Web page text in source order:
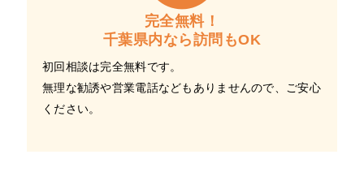
完全無料！
千葉県内なら訪問もOK
初回相談は完全無料です。
無理な勧誘や営業電話などもありませんので、ご安心
ください。